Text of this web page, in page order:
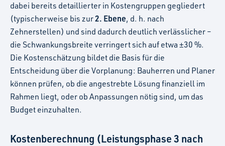
dabei bereits detaillierter in Kostengruppen gegliedert
(typischerweise bis zur2. Ebene, d. h. nach
Zehnerstellen) und sind dadurch deutlich verlässlicher –
die Schwankungsbreite verringert sich auf etwa ±30 %.
Die Kostenschätzung bildet die Basis für die
Entscheidung über die Vorplanung: Bauherren und Planer
können prüfen, ob die angestrebte Lösung finanziell im
Rahmen liegt, oder ob Anpassungen nötig sind, um das
Budget einzuhalten.
Kostenberechnung (Leistungsphase 3 nach